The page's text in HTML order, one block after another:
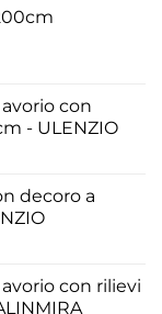
nella
pagina
con
- ULENZIO
decoro a
con rilievi